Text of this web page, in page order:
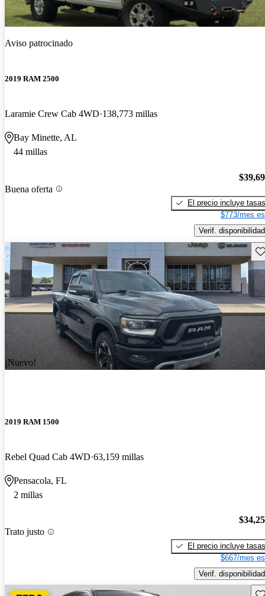
Aviso patrocinado
2019 RAM 2500
Laramie Crew Cab 4WD 138,773 millas
Bay Minette, AL
44 millas
Buena oferta
El precio incluye tasas
$773/mes
Verif. disponibilidad
¡Nuevo!
2019 RAM 1500
Rebel Quad Cab 4WD 63,159 millas
Pensacola, FL
2 millas
Trato justo
El precio incluye tasas
$667/mes
Verif. disponibilidad